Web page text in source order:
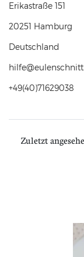
Erikastraße 151
20251 Hamburg
Deutschland
+49(40)71629038
Zuletzt